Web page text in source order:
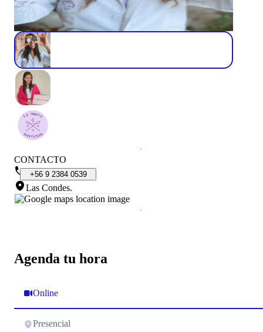
Agenda tu hora
Online
Presencial
CONTACTO
+56 9 2384 0539
Las Condes.